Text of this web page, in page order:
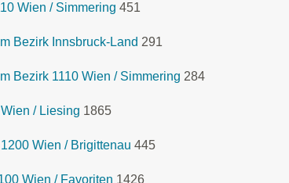
Wien / Simmering 451
Bezirk Innsbruck-Land 291
Bezirk 1110 Wien / Simmering 284
/ Liesing 1865
Wien / Brigittenau 445
Wien / Favoriten 1426